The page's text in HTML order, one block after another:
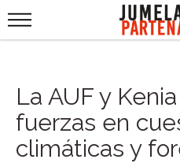
La AUF y
fuerzas en
climáticas y